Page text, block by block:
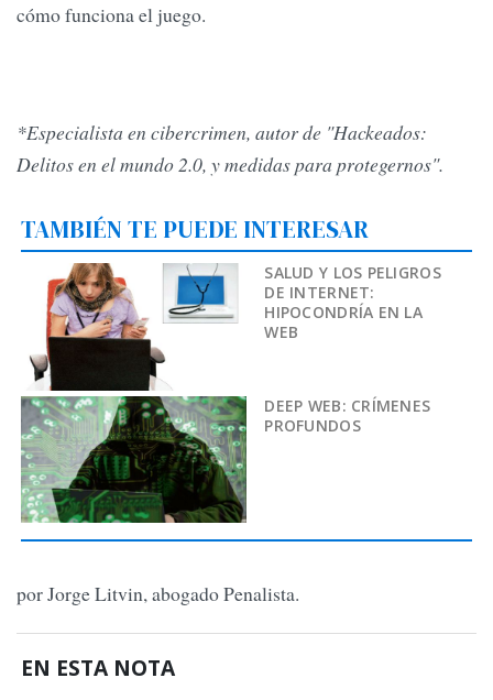
cómo funciona el juego.
*Especialista en cibercrimen, autor de "Hackeados:
Delitos en el mundo 2.0, y medidas para protegernos".
TAMBIÉN TE PUEDE INTERESAR
SALUD Y LOS PELIGROS
DE INTERNET:
HIPOCONDRÍA EN LA
WEB
DEEP WEB: CRÍMENES
PROFUNDOS
por Jorge Litvin, abogado Penalista.
EN ESTA NOTA